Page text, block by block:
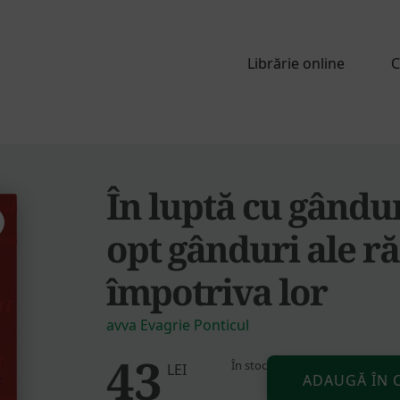
Librărie online
În luptă cu
opt gânduri ale
împotriva lor
avva Evagrie Ponticul
43 LEI În stocCantitate
ADAUGĂ ÎN